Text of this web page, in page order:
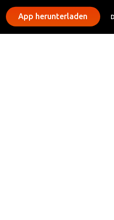
App herunterladen